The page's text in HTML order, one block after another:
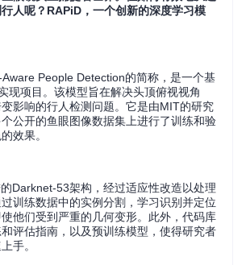
人呢？RAPiD，一个创新的深度学习模
People Detection的简称，是一个基
现项目。该模型旨在解决头顶俯视视角
影响的行人检测问题。它是由MIT的研究
公开的鱼眼图像数据集上进行了训练和验
效果。
Darknet-53架构，经过适应性改造以处理
训练数据中的实例分割，学习识别并定位
他们受到严重的几何变形。此外，代码库
评估指南，以及预训练模型，使得研究者
手。